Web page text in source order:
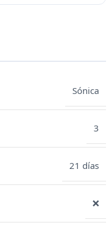
Sónica
3
21 días
❌